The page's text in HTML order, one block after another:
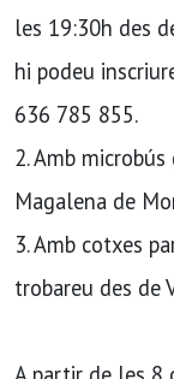
les 19:30h des
hi podeu
636 785 855.
2. Amb
Magalena de
3. Amb cotxes
trobareu des de